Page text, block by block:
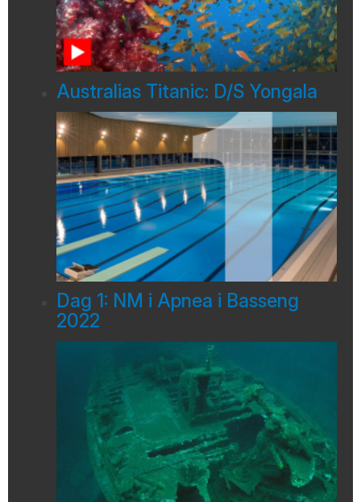
Australias Titanic: D/S Yongala
Dag 1: NM i Apnea i Basseng
2022